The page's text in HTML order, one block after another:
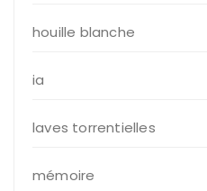
houille blanche
ia
laves torrentielles
mémoire